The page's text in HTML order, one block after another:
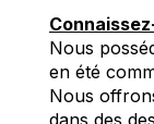
Nous
en été
Nous
dans des